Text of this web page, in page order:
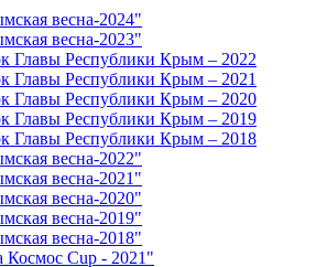
весна-2024"
весна-2023"
Главы Республики Крым – 2022
Главы Республики Крым – 2021
Главы Республики Крым – 2020
Главы Республики Крым – 2019
Главы Республики Крым – 2018
весна-2022"
весна-2021"
весна-2020"
весна-2019"
весна-2018"
Космос Cup - 2021"